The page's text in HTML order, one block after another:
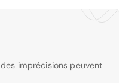
imprécisions peuvent